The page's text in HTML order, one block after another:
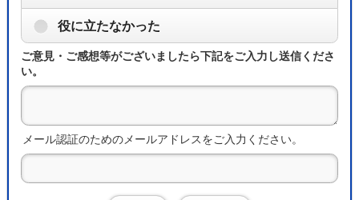
役に立たなかった
ご意見・ご感想等がございましたら下記をご入力し送信くださ
い。
メール認証のためのメールアドレスをご入力ください。